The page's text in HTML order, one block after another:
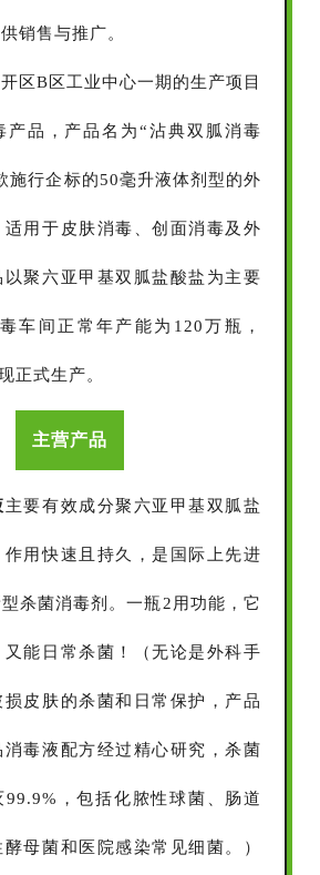
销售与推广。
区B区工业中心一期的生产项目
产品，产品名为“沾典双胍消毒
施行企标的50毫升液体剂型的外
适用于皮肤消毒、创面消毒及外
聚六亚甲基双胍盐酸盐为主要
车间正常年产能为120万瓶，
正式生产。
主营产品
主要有效成分聚六亚甲基双胍盐
用快速且持久，是国际上先进
杀菌消毒剂。一瓶2用功能，它
又能日常杀菌！（无论是外科手
皮肤的杀菌和日常保护，产品
毒液配方经过精心研究，杀菌
，包括化脓性球菌、肠道
母菌和医院感染常见细菌。）